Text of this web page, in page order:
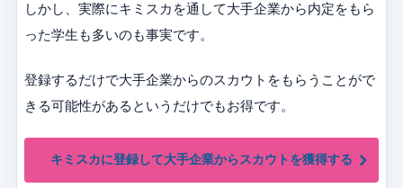
しかし、実際にキミスカを通して大手企業から内定をもら
った学生も多いのも事実です。
登録するだけで大手企業からのスカウトをもらうことがで
きる可能性があるというだけでもお得です。
キミスカに登録して大手企業からスカウトを獲得する